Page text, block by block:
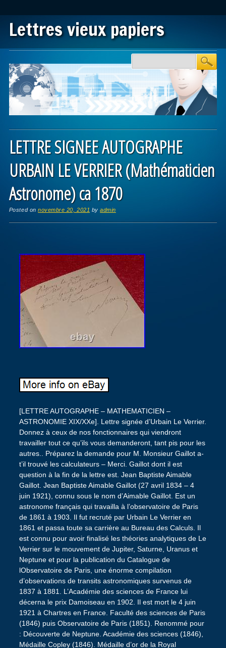
Lettres vieux papiers
Main menu
LETTRE SIGNEE AUTOGRAPHE
URBAIN LE VERRIER (Mathématicien
Astronome) ca 1870
Posted onnovembre 20, 2021 byadmin
[LETTRE AUTOGRAPHE – MATHEMATICIEN – ASTRONOMIE XIX/XXe]. Lettre signée d’Urbain Le Verrier. Donnez à ceux de nos fonctionnaires qui viendront travailler tout ce qu’ils vous demanderont, tant pis pour les autres.. Préparez la demande pour M. Monsieur Gaillot a-t’il trouvé les calculateurs – Merci. Gaillot dont il est question à la fin de la lettre est. Jean Baptiste Aimable Gaillot. Jean Baptiste Aimable Gaillot (27 avril 1834 – 4 juin 1921), connu sous le nom d’Aimable Gaillot. Est un astronome français qui travailla à l’observatoire de Paris de 1861 à 1903. Il fut recruté par Urbain Le Verrier en 1861 et passa toute sa carrière au Bureau des Calculs. Il est connu pour avoir finalisé les théories analytiques de Le Verrier sur le mouvement de Jupiter, Saturne, Uranus et Neptune et pour la publication du Catalogue de lObservatoire de Paris, une énorme compilation d’observations de transits astronomiques survenus de 1837 à 1881. L’Académie des sciences de France lui décerna le prix Damoiseau en 1902. Il est mort le 4 juin 1921 à Chartres en France. Faculté des sciences de Paris (1846) puis Observatoire de Paris (1851). Renommé pour : Découverte de Neptune. Académie des sciences (1846), Médaille Copley (1846). Médaille d’or de la Royal Astronomical Society (1876). Urbain Le Verrier, né à Saint-Lô le 11 mars 1811, mort à Paris le 23 septembre 1877, est un astronome et mathématicien français spécialisé en mécanique céleste, découvreur de la planète Neptune et fondateur de la météorologie moderne française. Urbain Jean Joseph Le Verrier est né dans une famille bourgeoise modeste, d’un père. Louis-Baptiste Le Verrier, « surnuméraire dans l’administration des domaines » et de Marie-Jeanne-Joséphine-Pauline de Baudre. Après huit ans d’études au collège communal de sa ville natale Saint-Lô, il entre au Collège Royal de Caen où il étudiera les mathématiques de 1827 à 1830. Son père qui croit en son avenir dans les sciences l’inscrit à l’Institution Mayer dirigée par le mathématicien Choquet et vend sa maison pour subvenir aux frais de cette école préparatoire. Il poursuit ses études au Collège Louis-le-Grand à Paris et est admis en 1831 à l’École polytechnique dont il sort deux ans après comme ingénieur dans l’administration des tabacs. Il en démissionne en 1835 pour se consacrer à une carrière scientifique. Il travaille d’abord au laboratoire de chimie de Gay-Lussac et devient répétiteur en mathématiques et enseignant au collège Stanislas. Il demande en 1837 la place de répétiteur de chimie à l’École polytechnique mais celle-ci est attribuée. À Henri Victor Regnault. On lui offre en revanche une place de répétiteur de « géodésie, astronomie et machines », qu’il accepte et où il se spécialise en astronomie de position et en mécanique céleste. La même année, il épouse Lucile Marie Clotilde Choquet (fille de son ancien professeur), avec qui il aura trois enfants. En 1839, il présente à l’Académie des sciences son premier mémoire sur les variations séculaires des orbites des planètes (notamment dUranus, Alexis Bouvard ne parvenant pas à résoudre le problème des anomalies de cette planète). C’est d’ailleurs dans ce mémoire qu’on trouve la première description. De l’algorithme de Faddeev-Leverrier. Urbain Le Verrier devient membre de la section d’astronomie de l’Académie des sciences. Le 19 janvier 1846 et le 14 octobre de la même année membre-adjoint du Bureau des longitudes. La découverte de Neptune. Urbain Le Verrier devient célèbre lorsque la planète dont il a calculé les caractéristiques comme cause hypothétique des anomalies des mouvements d’Uranus, est effectivement observée par l’astronome allemand Johann Galle à l’observatoire de Berlin, le 23 septembre 1846. On baptisera Neptune cette nouvelle planète, malgré la proposition par François Arago, sous le chantage de Le Verrier (une rumeur prétend qu’Arago a une liaison avec Madame Le Verrier), qui fut faite de la baptiser Le Verrier auprès de l’Académie des sciences. Alors que les Anglais proposent Janus ou Oceanus. La planète Uranus, découverte par William Herschel en 1781, présentait en effet des irrégularités par rapport à l’orbite qu’elle aurait dû avoir suivant la loi de la gravitation universelle d’Isaac Newton. Encouragé par François Arago, Le Verrier se lance en 1844 dans le calcul des caractéristiques de cette nouvelle planète (masse, orbite, position actuelle), dont il communiquera les résultats à l’Académie des Sciences le 31 août 1846. Ils seront confirmés (à peu de chose près) par Johann Galle, qui observa le nouvel astre le jour même où il reçut en courrier sa position par Le Verrier. Devant l’Académie des Sciences, Arago prononcera la célèbre phrase : « M. Le Verrier vit le nouvel astre au bout de sa plume ». La Royal Society lui décerne la médaille Copley la même année avec pour éloge «un des plus grands triomphes de l’analyse moderne appliqué à la théorie de la gravitation ». Cette découverte sera le sujet de nombreuses polémiques à l’époque, puisque ces calculs ont été menés en même temps par John Couch Adams, mais sans qu’aucun d’eux ne connaisse les travaux de l’autre. Les caractéristiques de la planète avaient été déterminées par Adams un an plus tôt mais n’avaient pas été publiées. En 1846, est créée pour Le Verrier une chaire de mécanique céleste à la Faculté des sciences de Paris. Pierre-Ossian Bonnet lui succédera en 1878. Plus tard, Le Verrier tenta de répéter le même exploit pour expliquer les perturbations de Mercure. Après plusieurs observations par d’autres astronomes de taches rondes passant devant le Soleil (dont celle, célèbre, du docteur Lescarbault en 1860), Le Verrier en déduit la présence d’une autre planète. Vulcain, dont il prédit le passage devant le Soleil en 1877. Ces prédictions se révéleront inexactes, et ces anomalies seront expliquées un demi-siècle plus tard. Par Albert Einstein avec la théorie de la relativité générale. Directeur de l’Observatoire de Paris. Le 30 janvier 1854, Le Verrier est nommé directeur de l’Observatoire de Paris, succédant à François Arago et prenant le contrepied de la politique de son prédécesseur. Il fait notamment démolir, pour y aménager ses appartements, lamphithéâtre construit par ce dernier, et entreprend une réorganisation totale. Qu’il n’arrivera pas à mener à terme par manque de crédits : division fortement hiérarchisée. Du travail (les observateurs sont payés 15 centimes à l’étoile observée, surveillance des travailleurs). Appliquant le modèle anglais de la révolution industrielle au domaine de l’astronomie. Il y fera établir un catalogue de 306 étoiles fondamentales. Mais il s’y montre. Si colérique et odieux. Que, à la suite de plusieurs pétitions et de la démission. D’une soixantaine d’astronomes de l’Observatoire de Paris, et malgré son appartenance politique, il est relevé de ses fonctions en 1870 par décret impérial. Il démissionne en même temps du conseil général de la Manche, puis du Bureau des Longitudes. Il mène par la suite une carrière de journaliste scientifique, puis reprend en 1873 le poste de directeur de l’Observatoire après la mort accidentelle de son successeur, Charles-Eugène Delaunay. Et ce jusqu’à sa mort. Urbain Le Verrier meurt sur les lieux mêmes de l’observatoire le 23 septembre 1877. En devenant directeur de l’Observatoire de Paris, il hérite également d’un petit service météorologique. La météorologie, encore peu développée, dépendait de l’Observatoire de Paris. Le 14 novembre 1854, une terrible tempête, survenant sans la moindre alerte lors de la guerre de Crimée. Traverse l’Europe d’ouest en est, causant la perte de 41 navires dans la Mer Noire. Le Verrier et Emmanuel Liais, son directeur adjoint, entreprennent alors, à la demande de Napoléon III, de mettre en place un réseau d’observatoires météorologiques sur le territoire français, destiné avant tout aux marins afin. De les prévenir de l’arrivée des tempêtes. Ce réseau regroupe 24 stations dont 13 reliées par télégraphe, puis s’étendra à 59 observatoires répartis sur l’ensemble de l’Europe en 1865 : dès 1863, la première prévision météorologique (prévision à 24 heures grâce à des cartes et bulletins météorologiques quotidiens) destinée au port de Hambourg est réalisée. C’est la naissance de la météorologie moderne. À la tête d’une commission qui porta son nom, il réforme l’enseignement de l’École polytechnique. En introduisant plus de science appliquée. Parallèlement, il mène aussi une vie politique. En 1848, pendant les journées de Juin, alors qu’il sert dans. La Garde nationale, il s’engage à droite lorsqu’il réalise la menace de ce qu’il appelle le « péril rouge ». Le 13 mai 1849, il est élu député de la Manche sous létiquette des Amis de l’Ordre. Il soutient la politique de Louis-Napoléon Bonaparte et son coup d’État du 2 décembre 1851 : quelques semaines après, il est nommé sénateur. Inspecteur général de l’enseignement supérieur pour les sciences le 9 mars 1852. Il prépare notamment la réforme de la « bifurcation des études » avec le ministre de l’Instruction Hippolyte Fortoul (section scientifique distincte de la section littéraire à partir de la classe de quatrième). À sa mort il est remplacé dans ces fonctions par Hervé Faye. En 1852, il est élu conseiller général du canton de Saint-Malo-de-la-Lande. Il restera élu de ce canton jusqu’en 1870 et présidera le conseil général de la Manche de 1858 à 1870. Il est enterré au cimetière du Montparnasse. Bien que souffrant d’une maladie pénible et douloureuse, il consacre la fin de sa vie à l’achèvement de son travail sur le mouvement des planètes. Il proposa de revoir à la baisse la distance TerreSoleil et la vitesse de la lumière. La Royal Astronomical Society lui décerna la médaille d’honneur en 1876 pour ses mémoires sur les planètes gazeuses Jupiter, Saturne, Uranus et Neptune. 1 feuillet de papier blanc, plié en son centre formant 4pp. (plié: environ 17,5x11cm). [Provenance Georges ou Louis Boulay]. L’item « LETTRE SIGNEE AUTOGRAPHE URBAIN LE VERRI